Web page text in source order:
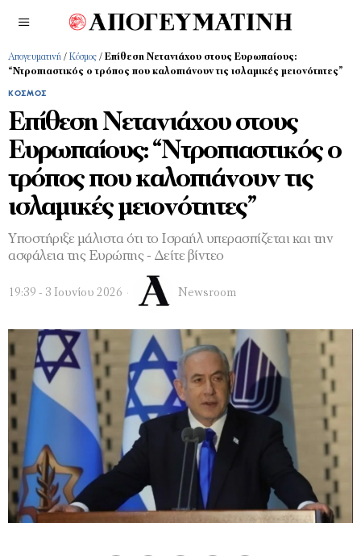
Απογευματινή / Κόσμος / Επίθεση Νετανιάχου στους Ευρωπαίους:
“Ντροπιαστικός ο τρόπος που καλοπιάνουν τις ισλαμικές μειονότητες”
ΚΌΣΜΟΣ
Επίθεση Νετανιάχου στους
Ευρωπαίους: “Ντροπιαστικός ο
τρόπος που καλοπιάνουν τις
ισλαμικές μειονότητες”
Υποστήριξε μάλιστα ότι το Ισραήλ υπερασπίζεται και την
ασφάλεια της Ευρώπης - Δείτε βίντεο
19:39 - 3 Ιουνίου 2026 Newsroom